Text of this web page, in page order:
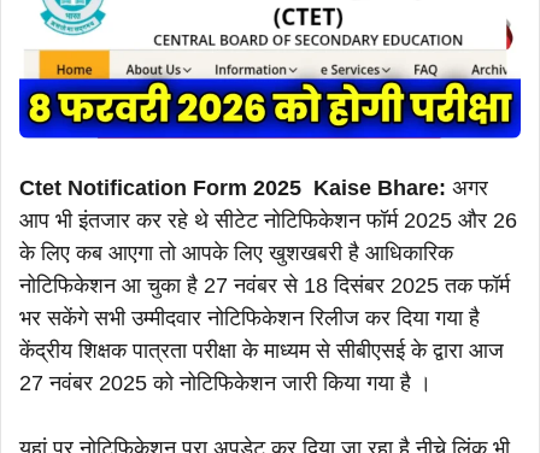
Ctet Notification Form 2025 Kaise Bhare: अगर
आप भी इंतजार कर रहे थे सीटेट नोटिफिकेशन फॉर्म 2025 और 26
के लिए कब आएगा तो आपके लिए खुशखबरी है आधिकारिक
नोटिफिकेशन आ चुका है 27 नवंबर से 18 दिसंबर 2025 तक फॉर्म
भर सकेंगे सभी उम्मीदवार नोटिफिकेशन रिलीज कर दिया गया है
केंद्रीय शिक्षक पात्रता परीक्षा के माध्यम से सीबीएसई के द्वारा आज
27 नवंबर 2025 को नोटिफिकेशन जारी किया गया है ।
यहां पर नोटिफिकेशन पूरा अपडेट कर दिया जा रहा है नीचे लिंक भी